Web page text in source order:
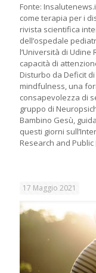
Fonte:
come terapia per i
rivista scientifica
dell’ospedale
l’Università di Udine
capacità di
Disturbo da Deficit
mindfulness, una
consapevolezza di
gruppo di
Bambino Gesù,
questi giorni
Research and Public
17 Maggio 2021